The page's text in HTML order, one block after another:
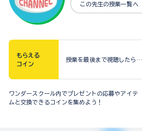
この先生の授業一覧へ
もらえる
コイン
授業を最後まで視聴したら…
ワンダースクール内でプレゼントの応募やアイテ
ムと交換できるコインを集めよう！